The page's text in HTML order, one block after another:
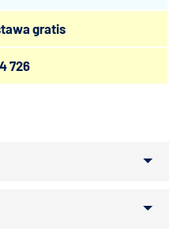
gratis
726
poprawiając